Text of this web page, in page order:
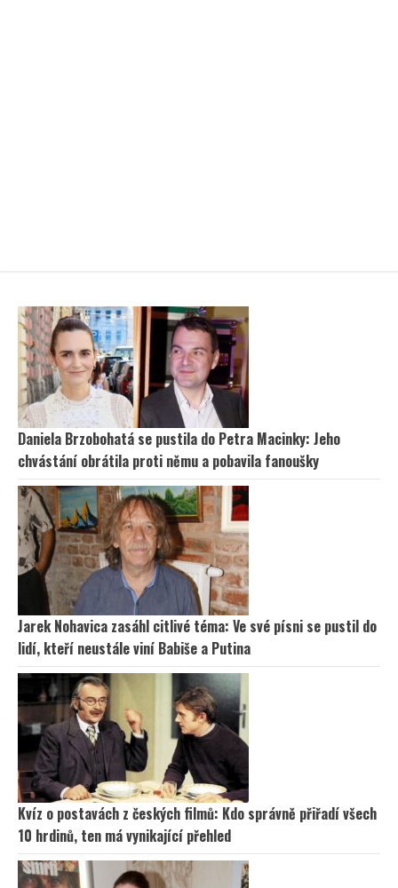
Daniela Brzobohatá se pustila do Petra Macinky: Jeho
chvástání obrátila proti němu a pobavila fanoušky
Jarek Nohavica zasáhl citlivé téma: Ve své písni se pustil do
lidí, kteří neustále viní Babiše a Putina
Kvíz o postavách z českých filmů: Kdo správně přiřadí všech
10 hrdinů, ten má vynikající přehled